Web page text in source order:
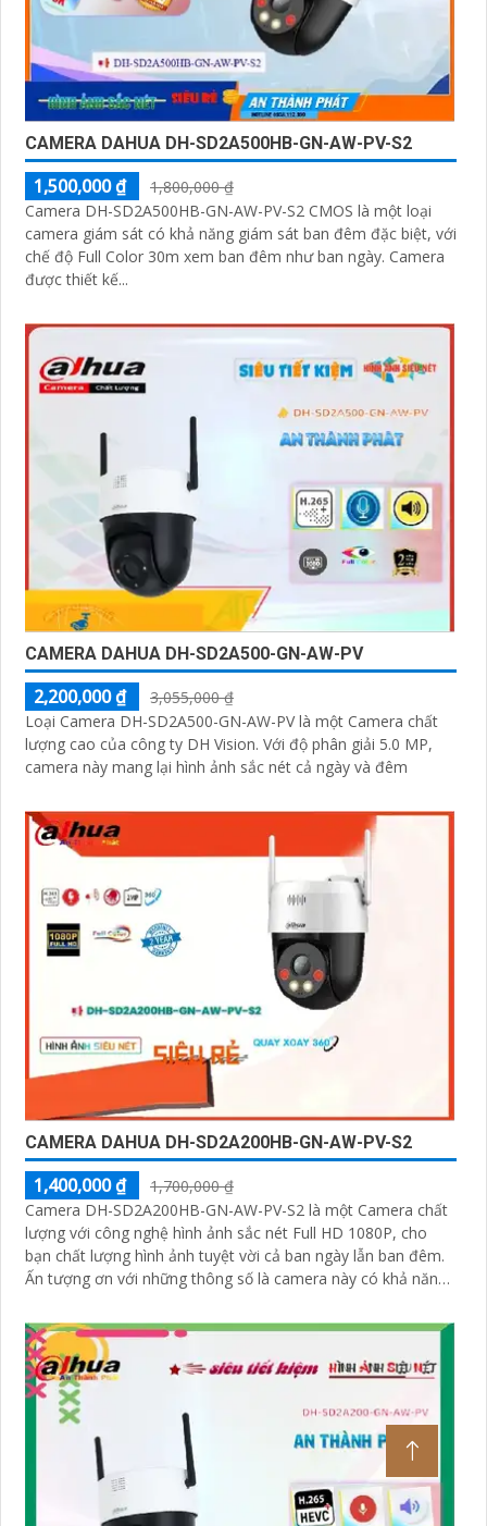
CAMERA DAHUA DH-SD2A500HB-GN-AW-PV-S2
1,500,000 ₫
1,800,000 ₫
Camera DH-SD2A500HB-GN-AW-PV-S2 CMOS là một loại
camera giám sát có khả năng giám sát ban đêm đặc biệt, với
chế độ Full Color 30m xem ban đêm như ban ngày. Camera
được thiết kế...
CAMERA DAHUA DH-SD2A500-GN-AW-PV
2,200,000 ₫
3,055,000 ₫
Loại Camera DH-SD2A500-GN-AW-PV là một Camera chất
lượng cao của công ty DH Vision. Với độ phân giải 5.0 MP,
camera này mang lại hình ảnh sắc nét cả ngày và đêm
CAMERA DAHUA DH-SD2A200HB-GN-AW-PV-S2
1,400,000 ₫
1,700,000 ₫
Camera DH-SD2A200HB-GN-AW-PV-S2 là một Camera chất
lượng với công nghệ hình ảnh sắc nét Full HD 1080P, cho
bạn chất lượng hình ảnh tuyệt vời cả ban ngày lẫn ban đêm.
Ấn tượng ơn với những thông số là camera này có khả năng
vào ban đêm